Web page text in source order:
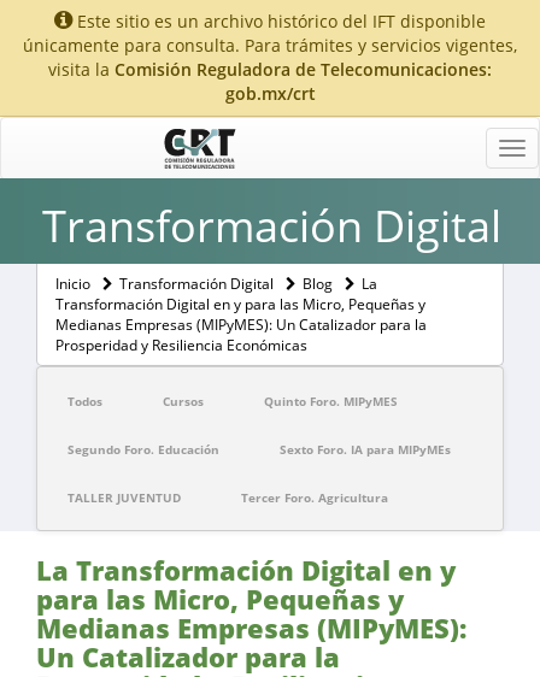
Este sitio es un archivo histórico del IFT disponible
únicamente para consulta. Para trámites y servicios vigentes,
visita la Comisión Reguladora de Telecomunicaciones:
gob.mx/crt
Transformación Digital
Inicio Transformación Digital Blog
La
Transformación Digital en y para las Micro, Pequeñas y
Medianas Empresas (MIPyMES): Un Catalizador para la
Prosperidad y Resiliencia Económicas
Todos Cursos Quinto Foro. MIPyMES
Segundo Foro. Educación Sexto Foro. IA para MIPyMEs
TALLER JUVENTUD Tercer Foro. Agricultura
La Transformación Digital en y
para las Micro, Pequeñas y
Medianas Empresas (MIPyMES):
Un Catalizador para la